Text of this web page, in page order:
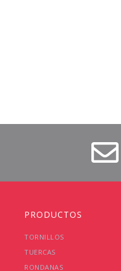
PRODUCTOS
TORNILLOS
TUERCAS
RONDANAS